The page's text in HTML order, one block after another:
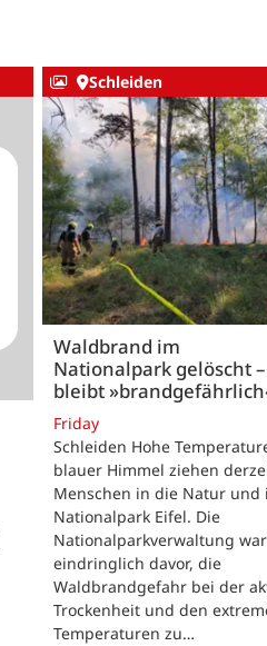
Schleiden
Waldbrand im
Nationalpark gelöscht
bleibt
Friday
Schleiden Hohe
blauer Himmel ziehen
Menschen in die Natur und
Nationalpark Eifel. Die
Nationalparkverwaltung
eindringlich davor, die
Waldbrandgefahr bei der
Trockenheit und den
Temperaturen zu…